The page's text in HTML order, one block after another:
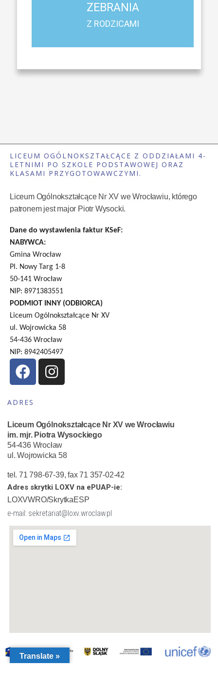
ZEBRANIA
Z RODZICAMI
Harmonogram spotkań i konsultacji z rodzicami
LICEUM OGÓLNOKSZTAŁCĄCE Z ODDZIAŁAMI 4-
LETNIMI PO SZKOLE PODSTAWOWEJ ORAZ
KLASAMI PRZYGOTOWAWCZYMI.
Liceum Ogólnokształcące Nr XV we Wrocławiu, którego
patronem jest major Piotr Wysocki.
Dane do wystawienia faktur KSeF:
NABYWCA:
Gmina Wrocław
Pl. Nowy Targ 1-8
50-141 Wrocław
NIP: 8971383551
PODMIOT INNY (ODBIORCA)
Liceum Ogólnokształcące Nr XV
ul. Wojrowicka 58
54-436 Wrocław
NIP: 8942405497
ADRES
Liceum Ogólnokształcące Nr XV we Wrocławiu
im. mjr. Piotra Wysockiego
54-436 Wrocław
ul. Wojrowicka 58
tel. 71 798-67-39, fax 71 357-02-42
Adres skrytki LOXV na ePUAP-ie:
LOXVWRO/SkrytkaESP
e-mail: sekretariat@loxv.wroclaw.pl
Translate »